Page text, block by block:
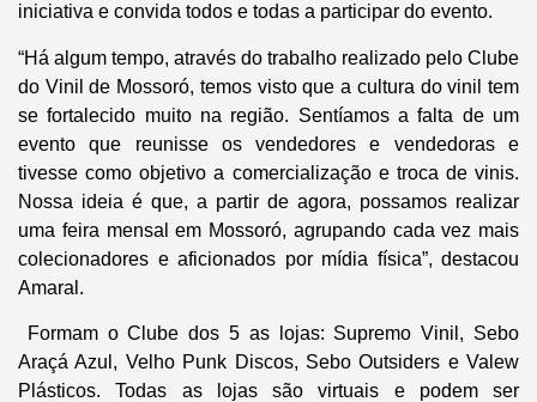
iniciativa e convida todos e todas a participar do evento.
“Há algum tempo, através do trabalho realizado pelo Clube
do Vinil de Mossoró, temos visto que a cultura do vinil tem
se fortalecido muito na região. Sentíamos a falta de um
evento que reunisse os vendedores e vendedoras e
tivesse como objetivo a comercialização e troca de vinis.
Nossa ideia é que, a partir de agora, possamos realizar
uma feira mensal em Mossoró, agrupando cada vez mais
colecionadores e aficionados por mídia física”, destacou
Amaral.
Formam o Clube dos 5 as lojas: Supremo Vinil, Sebo
Araçá Azul, Velho Punk Discos, Sebo Outsiders e Valew
Plásticos. Todas as lojas são virtuais e podem ser